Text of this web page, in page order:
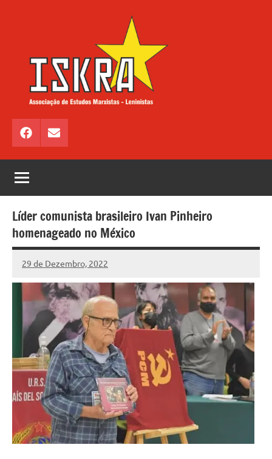
conteúdo
ISKRA
de
Estudos
Marxistas
–
Facebook
Email
Líder comunista brasileiro Ivan Pinheiro
homenageado no México
29 de Dezembro, 2022
Pedro
Cadete